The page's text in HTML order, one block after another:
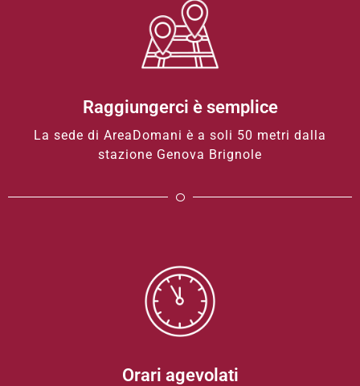
Raggiungerci è semplice
La sede di AreaDomani è a soli 50 metri dalla
stazione Genova Brignole
Orari agevolati